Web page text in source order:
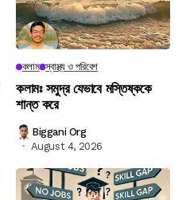
কলাম স্বাস্থ্য ও পরিবেশ
কলামঃ সমুদ্র যেভাবে মস্তিষ্ককে
শান্ত করে
Biggani Org
August 4, 2026